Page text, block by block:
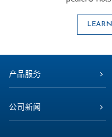
产品服务
公司新闻